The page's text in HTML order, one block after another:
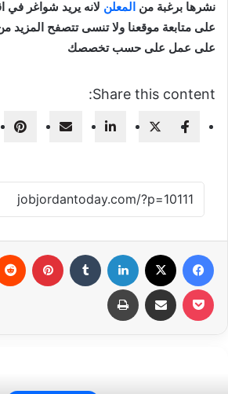
نشرها برغبة من المعلن لانه يريد شواغر
على متابعة موقعنا ولا تنسى تتصفح
على عمل على حسب تخصصك
Share this content:
فيسبوك لينكدإن
‫Pocket مشاركة عبر البريد طباعة